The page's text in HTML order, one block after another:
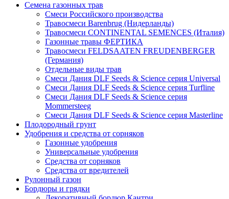
Семена газонных трав
Смеси Российского производства
Травосмеси Barenbrug (Нидерланды)
Травосмеси CONTINENTAL SEMENCES (Италия)
Газонные травы ФЕРТИКА
Травосмеси FELDSAATEN FREUDENBERGER
(Германия)
Отдельные виды трав
Смеси Дания DLF Seeds & Sciеnce серия Universal
Смеси Дания DLF Seeds & Sciеnce серия Turfline
Смеси Дания DLF Seeds & Sciеnce серия
Mommersteeg
Смеси Дания DLF Seeds & Sciеnce серия Masterline
Плодородный грунт
Удобрения и средства от сорняков
Газонные удобрения
Универсальные удобрения
Средства от сорняков
Средства от вредителей
Рулонный газон
Бордюры и грядки